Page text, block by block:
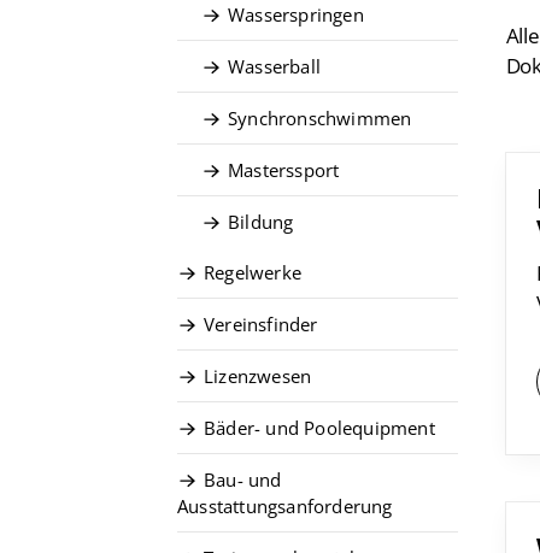
Wasserspringen
Wasserball
Synchronschwimmen
Masterssport
Bildung
Regelwerke
Vereinsfinder
Lizenzwesen
Bäder- und Poolequipment
Bau- und
Ausstattungsanforderung
Quicklinks
Vereinsfinder
Lizenzwesen
Zentrale Hinweisstelle
Anti-Doping
Recht auf sicheren Schwimmsport